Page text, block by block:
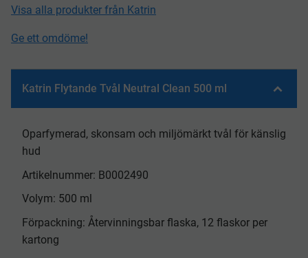
Visa alla produkter från Katrin
Ge ett omdöme!
Katrin Flytande Tvål Neutral Clean 500 ml
Oparfymerad, skonsam och miljömärkt tvål för känslig
hud
Artikelnummer: B0002490
Volym: 500 ml
Förpackning: Återvinningsbar flaska, 12 flaskor per
kartong